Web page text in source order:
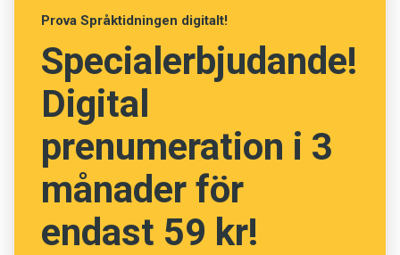
Prenumerera
Läs Språktidningen digitalt
Press
dominerar / ˈbregzət/. Ett amerikanskt
företrädesvis brittiska varianten.
Magnus Levin, Linnéuniversitetet
Prova Språktidningen digitalt!
Specialerbjudande!
Digital
prenumeration i 3
månader för
endast 59 kr!